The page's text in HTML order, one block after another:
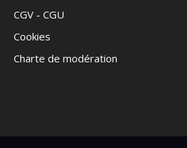
CGV - CGU
Cookies
Charte de modération